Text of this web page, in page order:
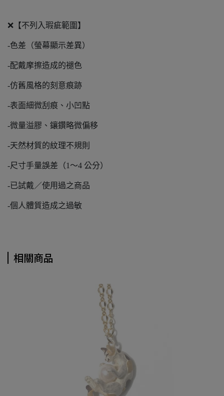
❌【不列入瑕疵範圍】
-色差（螢幕顯示差異）
-配戴摩擦造成的褪色
-仿舊風格的刻意痕跡
-表面細微刮痕、小凹點
-微量溢膠、鑲鑽略微偏移
-天然材質的紋理不規則
-尺寸手量誤差（1～4 公分）
-已試戴／使用過之商品
-個人體質造成之過敏
相關商品